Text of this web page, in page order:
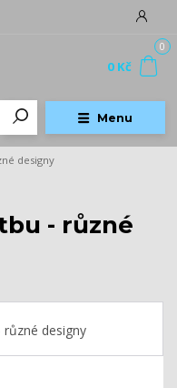
Menu
0
0 Kč
designy
- různé